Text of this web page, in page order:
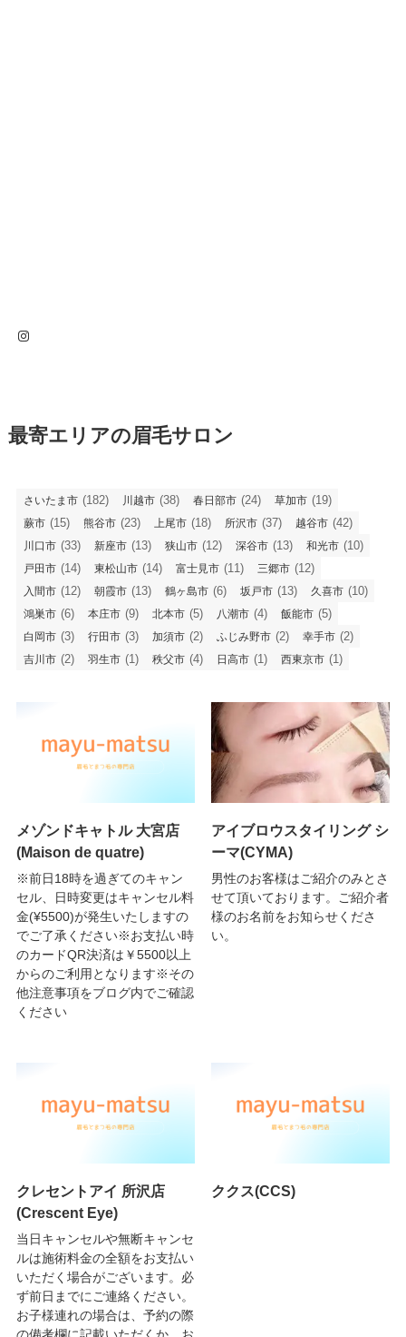
Instagram
最寄エリアの眉毛サロン
さいたま市 (182) 川越市 (38) 春日部市 (24) 草加市 (19)
蕨市 (15) 熊谷市 (23) 上尾市 (18) 所沢市 (37) 越谷市 (42)
川口市 (33) 新座市 (13) 狭山市 (12) 深谷市 (13) 和光市 (10)
戸田市 (14) 東松山市 (14) 富士見市 (11) 三郷市 (12)
入間市 (12) 朝霞市 (13) 鶴ヶ島市 (6) 坂戸市 (13) 久喜市 (10)
鴻巣市 (6) 本庄市 (9) 北本市 (5) 八潮市 (4) 飯能市 (5)
白岡市 (3) 行田市 (3) 加須市 (2) ふじみ野市 (2) 幸手市 (2)
吉川市 (2) 羽生市 (1) 秩父市 (4) 日高市 (1) 西東京市 (1)
メゾンドキャトル 大宮店
(Maison de quatre)
※前日18時を過ぎてのキャン
セル、日時変更はキャンセル料
金(¥5500)が発生いたしますの
でご了承ください※お支払い時
のカードQR決済は￥5500以上
からのご利用となります※その
他注意事項をブログ内でご確認
ください
アイブロウスタイリング シ
ーマ(CYMA)
男性のお客様はご紹介のみとさ
せて頂いております。ご紹介者
様のお名前をお知らせくださ
い。
クレセントアイ 所沢店
(Crescent Eye)
当日キャンセルや無断キャンセ
ルは施術料金の全額をお支払い
いただく場合がございます。必
ず前日までにご連絡ください。
お子様連れの場合は、予約の際
ククス(CCS)